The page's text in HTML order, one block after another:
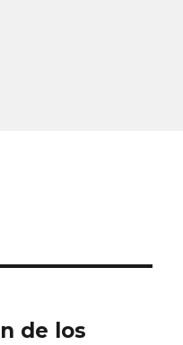
de los